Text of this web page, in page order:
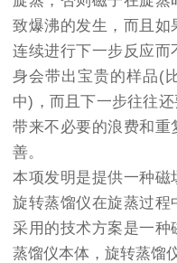
致爆沸的发生，而且
连续进行下一步反应而
身会带出宝贵的样品(
中)，而且下一步往往
带来不必要的浪费和重
善。
本项发明是提供一种
旋转蒸馏仪在旋蒸过
采用的技术方案是一
蒸馏仪本体，旋转蒸馏